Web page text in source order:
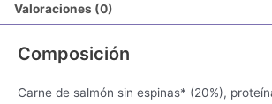
Valoraciones (0)
Composición
Carne de salmón sin espinas* (20%),